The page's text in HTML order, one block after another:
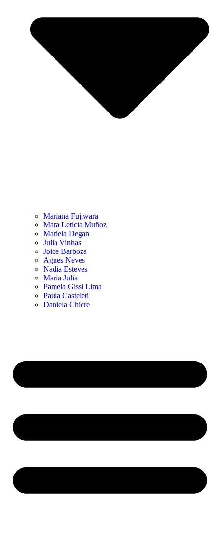
Mariana Fujiwara
Mara Letícia Muñoz
Mariela Degan
Julia Vinhas
Joice Barboza
Agnes Neves
Nadia Esteves
Maria Julia
Pamela Gissi Lima
Paula Casteleti
Daniela Chicre